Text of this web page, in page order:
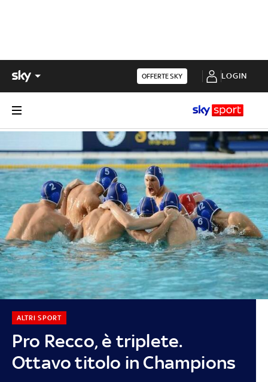
OFFERTE SKY LOGIN
Pro Recco, è triplete.
Ottavo titolo in Champions
ALTRI SPORT